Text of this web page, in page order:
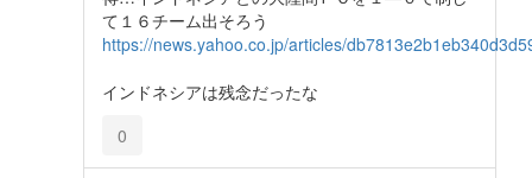
て１６チーム出そろう
https://news.yahoo.co.jp/articles/
インドネシアは残念だったな
0